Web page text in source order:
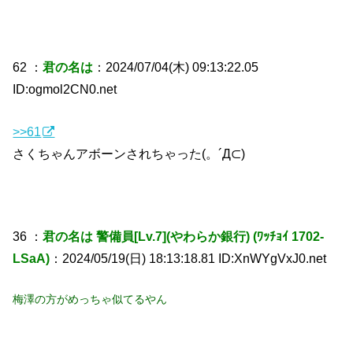
62 ：君の名は ：2024/07/04(木) 09:13:22.05
ID:ogmol2CN0.net
>>61
さくちゃんアボーンされちゃった(。´Д⊂)
36 ：君の名は 警備員[Lv.7](やわらか銀行) (ﾜｯﾁｮｲ 1702-
LSaA) ：2024/05/19(日) 18:13:18.81 ID:XnWYgVxJ0.net
梅澤の方がめっちゃ似てるやん